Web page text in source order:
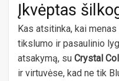
Įkvėptas
Kas atsitinka, kai
tikslumo ir pasaulinio
atsakymą, su Crystal
ir virtuvėse, kad ne tik